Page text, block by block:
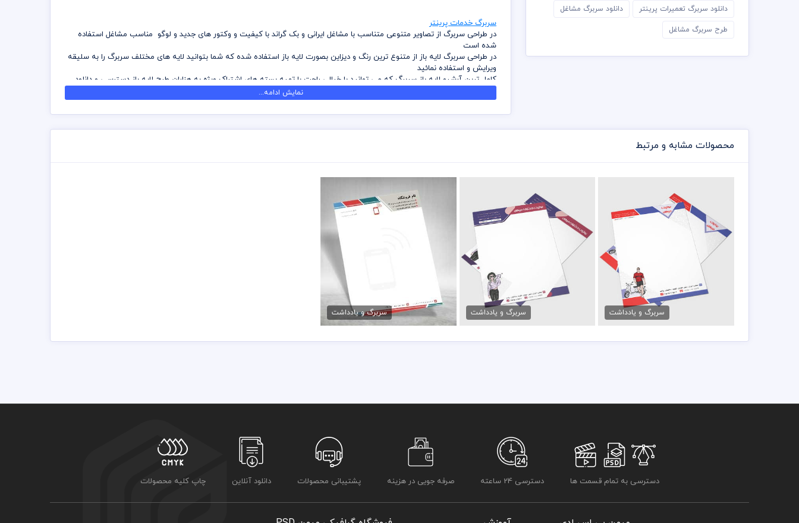
دانلود سربرگ تعمیرات پرینتر دانلود سربرگ مشاغل
طرح سربرگ مشاغل
سربرگ خدمات پرینتر
در طراحی سربرگ از تصاویر متنوعی متناسب با مشاغل ایرانی و بک گراند با کیفیت و وکتور های جدید و لوگو مناسب مشاغل استفاده
شده است
در طراحی سربرگ لایه باز از متنوع ترین رنگ و دیزاین بصورت لایه باز استفاده شده که شما بتوانید لایه های مختلف سربرگ را به سلیقه
ویرایش و استفاده نمائید
کامل ترین آرشیو لایه باز سربرگ که می توانید با خیالی راحت با تهیه بسته های اشتراک ویژه به هزاران طرح لایه باز دسترسی و دانلود
در طراحی سربرگ میهن پی اس دی از تصاویر و وکتورهای باکیفیت استفاده شده است برای استفاده و چاپ رعایت نکات زیر الزامی می
باشد
رعایت کلیه قوانین موجود در سایت به عهده خریدار می باشد
نمایش ادامه...
محصولات مشابه و مرتبط
فایل سربرگ پوشاک مردانه
79,000 تومان
سربرگ و یادداشت
سربرگ بوتیک لباس
79,000 تومان
سربرگ و یادداشت
طرح سربرگ شرکت کامپیوتری
سربرگ و یادداشت
دسترسی به تمام قسمت ها دسترسی 24 ساعته صرفه جویی در هزینه پشتیبانی محصولات دانلود آنلاین چاپ کلیه محصولات